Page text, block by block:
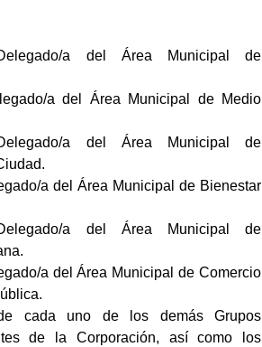
a del Área Municipal de
a del Área Municipal de Medio
a del Área Municipal de
a del Área Municipal de Bienestar
a del Área Municipal de
a del Área Municipal de Comercio
cada uno de los demás Grupos
de la Corporación, así como los